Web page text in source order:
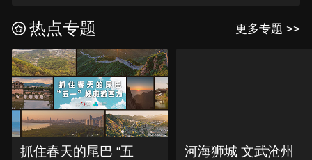
热点专题 更多专题 >>
抓住春天的尾巴 “五
河海狮城 文武沧州